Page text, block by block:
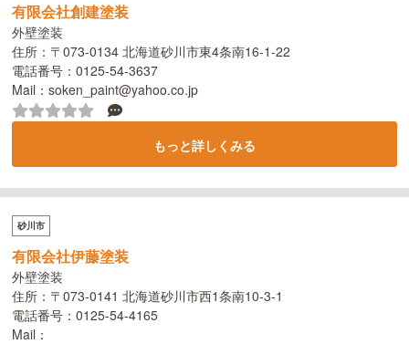
有限会社創建塗装
外壁塗装
住所：〒073-0134 北海道砂川市東4条南16-1-22
電話番号：0125-54-3637
Mail：soken_paint@yahoo.co.jp
もっと詳しくみる
砂川市
有限会社伊藤塗装
外壁塗装
住所：〒073-0141 北海道砂川市西1条南10-3-1
電話番号：0125-54-4165
Mail：